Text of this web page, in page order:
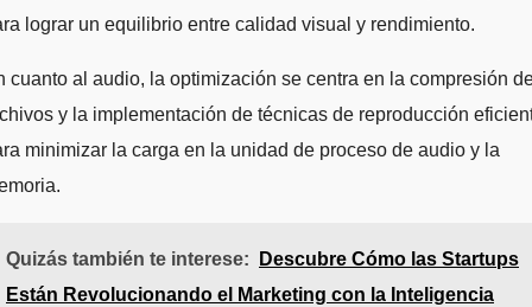
lograr un equilibrio entre calidad visual y rendimiento.
cuanto al audio, la optimización se centra en la compresión
y la implementación de técnicas de reproducción
minimizar la carga en la unidad de proceso de audio y la
Quizás también te interese:
Descubre Cómo las Startups
Están Revolucionando el Marketing con la Inteligencia